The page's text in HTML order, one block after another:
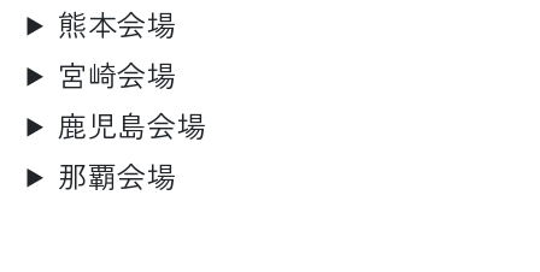
熊本会場
宮崎会場
鹿児島会場
那覇会場